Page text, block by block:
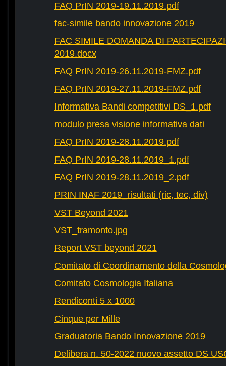
FAQ PrIN 2019-19.11.2019.pdf
fac-simile bando innovazione 2019
FAC SIMILE DOMANDA DI
2019.docx
FAQ PrIN 2019-26.11.2019-FMZ.pdf
FAQ PrIN 2019-27.11.2019-FMZ.pdf
Informativa Bandi competitivi DS_1.pdf
modulo presa visione informativa dati
FAQ PrIN 2019-28.11.2019.pdf
FAQ PrIN 2019-28.11.2019_1.pdf
FAQ PrIN 2019-28.11.2019_2.pdf
PRIN INAF 2019_risultati (ric, tec, div)
VST Beyond 2021
VST_tramonto.jpg
Report VST beyond 2021
Comitato di Coordinamento della
Comitato Cosmologia Italiana
Rendiconti 5 x 1000
Cinque per Mille
Graduatoria Bando Innovazione 2019
Delibera n. 50-2022 nuovo assetto DS